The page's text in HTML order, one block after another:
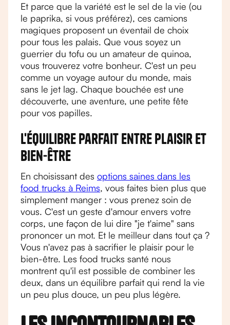
Et parce que la variété est le sel de la vie (ou
le paprika, si vous préférez), ces camions
magiques proposent un éventail de choix
pour tous les palais. Que vous soyez un
guerrier du tofu ou un amateur de quinoa,
vous trouverez votre bonheur. C'est un peu
comme un voyage autour du monde, mais
sans le jet lag. Chaque bouchée est une
découverte, une aventure, une petite fête
pour vos papilles.
L'équilibre parfait entre plaisir et
bien-être
En choisissant des options saines dans les
food trucks à Reims, vous faites bien plus que
simplement manger : vous prenez soin de
vous. C'est un geste d'amour envers votre
corps, une façon de lui dire "je t'aime" sans
prononcer un mot. Et le meilleur dans tout ça ?
Vous n'avez pas à sacrifier le plaisir pour le
bien-être. Les food trucks santé nous
montrent qu'il est possible de combiner les
deux, dans un équilibre parfait qui rend la vie
un peu plus douce, un peu plus légère.